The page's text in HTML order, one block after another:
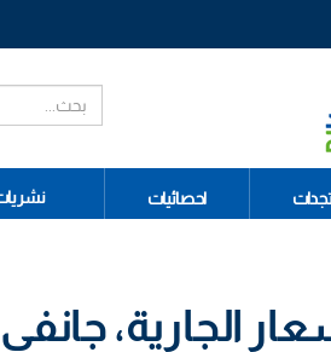
احصائيات
الجارية، جانفي 2023